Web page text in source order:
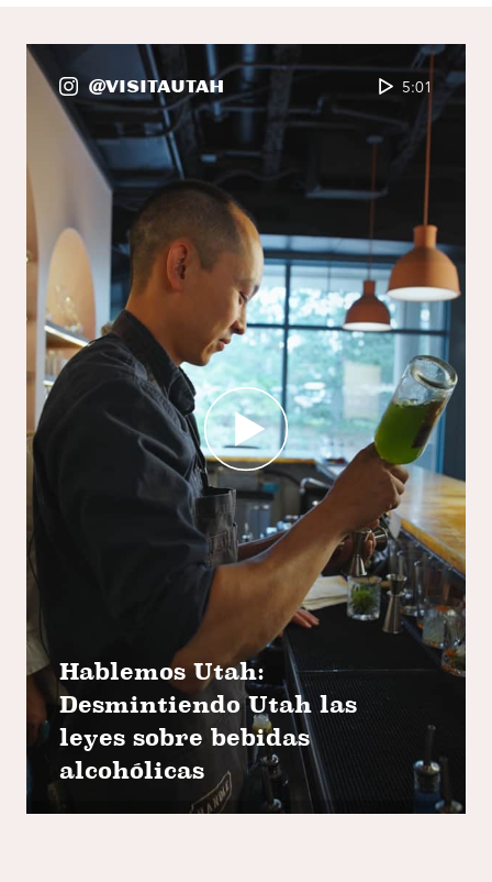
@VisitaUtah 5:01
Hablemos Utah:
Desmintiendo Utah las
leyes sobre bebidas
alcohólicas